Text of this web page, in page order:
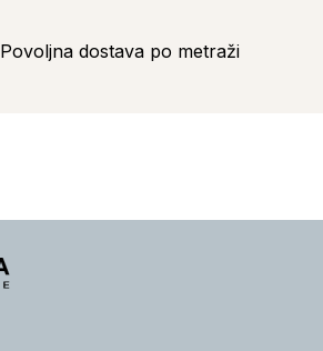
Povoljna dostava po metraži